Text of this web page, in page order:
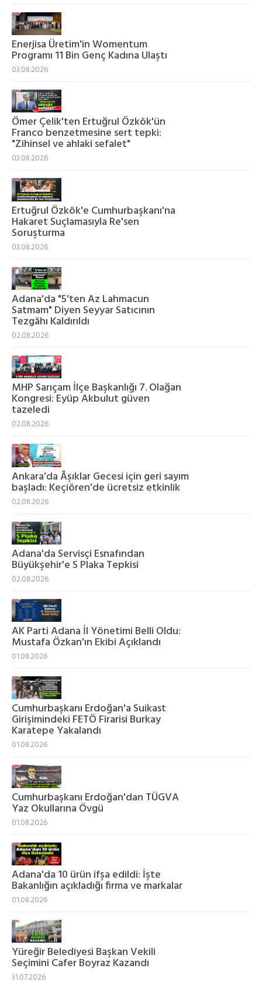
Enerjisa Üretim'in Womentum
Programı 11 Bin Genç Kadına Ulaştı
03.08.2026
Ömer Çelik'ten Ertuğrul Özkök'ün
Franco benzetmesine sert tepki:
"Zihinsel ve ahlaki sefalet"
03.08.2026
Ertuğrul Özkök'e Cumhurbaşkanı'na
Hakaret Suçlamasıyla Re'sen
Soruşturma
03.08.2026
Adana'da "5'ten Az Lahmacun
Satmam" Diyen Seyyar Satıcının
Tezgâhı Kaldırıldı
02.08.2026
MHP Sarıçam İlçe Başkanlığı 7. Olağan
Kongresi: Eyüp Akbulut güven
tazeledi
02.08.2026
Ankara’da Âşıklar Gecesi için geri sayım
başladı: Keçiören’de ücretsiz etkinlik
02.08.2026
Adana'da Servisçi Esnafından
Büyükşehir'e S Plaka Tepkisi
02.08.2026
AK Parti Adana İl Yönetimi Belli Oldu:
Mustafa Özkan'ın Ekibi Açıklandı
01.08.2026
Cumhurbaşkanı Erdoğan'a Suikast
Girişimindeki FETÖ Firarisi Burkay
Karatepe Yakalandı
01.08.2026
Cumhurbaşkanı Erdoğan'dan TÜGVA
Yaz Okullarına Övgü
01.08.2026
Adana'da 10 ürün ifşa edildi: İşte
Bakanlığın açıkladığı firma ve markalar
01.08.2026
Yüreğir Belediyesi Başkan Vekili
Seçimini Cafer Boyraz Kazandı
31.07.2026